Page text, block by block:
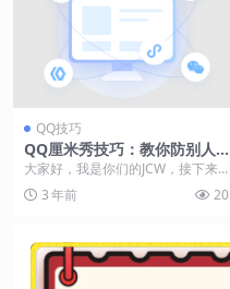
QQ技巧
QQ厘米秀技巧：教你防别人
偷你贴纸
大家好，我是你们的JCW，接下来
为大家带来一个QQ厘米秀的技巧：
教你防别人偷你贴...
3 年前 20